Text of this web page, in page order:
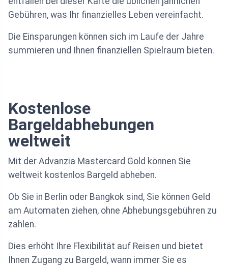
Gebühren, was Ihr finanzielles Leben vereinfacht.
Die Einsparungen können sich im Laufe der Jahre
summieren und Ihnen finanziellen Spielraum bieten.
Kostenlose
Bargeldabhebungen
weltweit
Mit der Advanzia Mastercard Gold können Sie
weltweit kostenlos Bargeld abheben.
Ob Sie in Berlin oder Bangkok sind, Sie können Geld
am Automaten ziehen, ohne Abhebungsgebühren zu
zahlen.
Dies erhöht Ihre Flexibilität auf Reisen und bietet
Ihnen Zugang zu Bargeld, wann immer Sie es